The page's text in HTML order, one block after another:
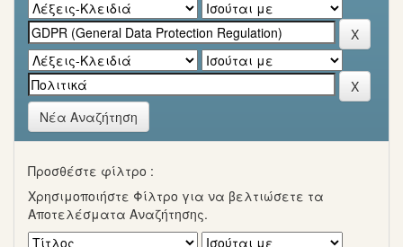
Νέα Αναζήτηση
Προσθέστε φίλτρο :
Χρησιμοποιήστε Φίλτρο για να βελτιώσετε τα
Αποτελέσματα Αναζήτησης.